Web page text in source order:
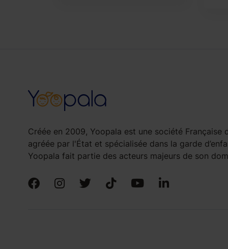
Créée en 2009, Yoopala est une société Française
agréée par l'État et spécialisée dans la garde
Yoopala fait partie des acteurs majeurs de son